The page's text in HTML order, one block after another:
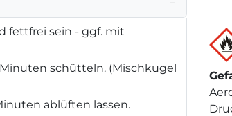
−
fettfrei sein - ggf. mit
schütteln. (Mischkugel
ablüften lassen.